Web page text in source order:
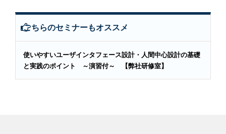
こちらのセミナーもオススメ
使いやすいユーザインタフェース設計・人間中心設計の基礎
と実践のポイント ～演習付～ 【弊社研修室】